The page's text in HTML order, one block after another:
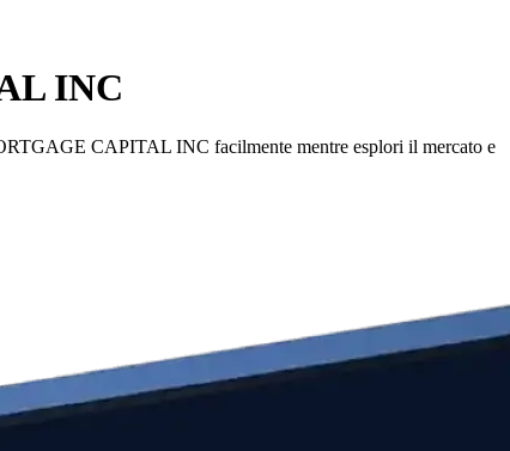
INC
CAPITAL INC facilmente mentre esplori il mercato e